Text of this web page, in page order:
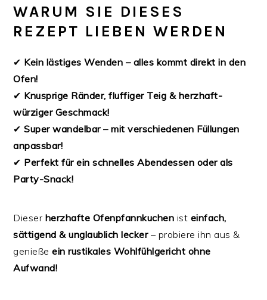
WARUM SIE DIESES
REZEPT LIEBEN WERDEN
✔ Kein lästiges Wenden – alles kommt direkt in den
Ofen!
✔ Knusprige Ränder, fluffiger Teig & herzhaft-
würziger Geschmack!
✔Super wandelbar – mit verschiedenen Füllungen
anpassbar!
✔ Perfekt für ein schnelles Abendessen oder als
Party-Snack!
Dieser herzhafte Ofenpfannkuchen ist einfach,
sättigend & unglaublich lecker– probiere ihn aus &
genießeein rustikales Wohlfühlgericht ohne
Aufwand!